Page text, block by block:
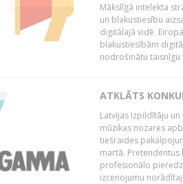
Mākslīgā intelekta
un blakustiesību
digitālajā vidē.
blakustiesībām
nodrošinātu taisnīgu
ATKLĀTS
Latvijas Izpildītāju
mūzikas nozares
tiešraides
martā. Pretendentus
profesionālo
izcenojumu